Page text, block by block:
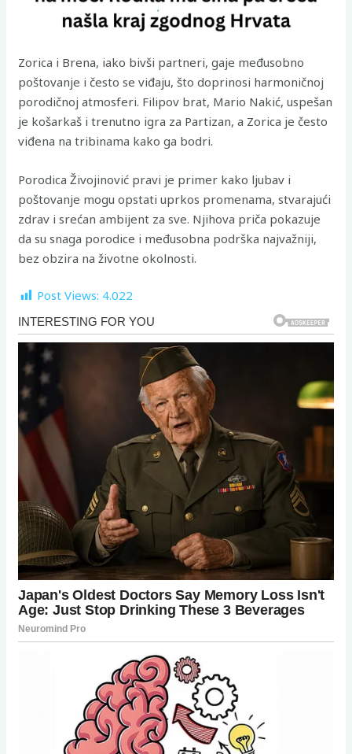
Zorica i Brena, iako bivši partneri, gaje međusobno
poštovanje i često se viđaju, što doprinosi harmoničnoj
porodičnoj atmosferi. Filipov brat, Mario Nakić, uspešan
je košarkaš i trenutno igra za Partizan, a Zorica je često
viđena na tribinama kako ga bodri.
Porodica Živojinović pravi je primer kako ljubav i
poštovanje mogu opstati uprkos promenama, stvarajući
zdrav i srećan ambijent za sve. Njihova priča pokazuje
da su snaga porodice i međusobna podrška najvažniji,
bez obzira na životne okolnosti.
Post Views: 4.022